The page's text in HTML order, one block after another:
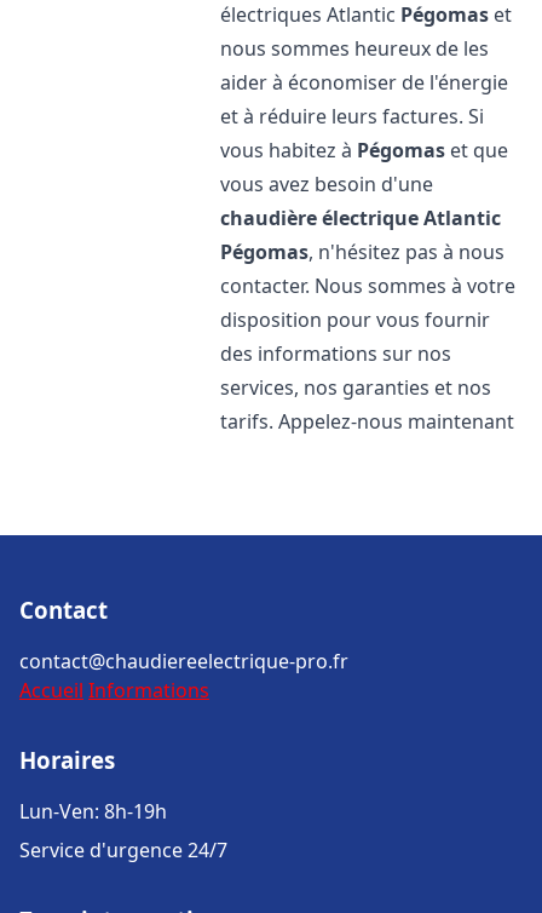
électriques Atlantic Pégomas et
nous sommes heureux de les
aider à économiser de l'énergie
et à réduire leurs factures. Si
vous habitez à Pégomas et que
vous avez besoin d'une
chaudière électrique Atlantic
Pégomas, n'hésitez pas à nous
contacter. Nous sommes à votre
disposition pour vous fournir
des informations sur nos
services, nos garanties et nos
tarifs. Appelez-nous maintenant
Contact
contact@chaudiereelectrique-pro.fr
Accueil Informations
Horaires
Lun-Ven: 8h-19h
Service d'urgence 24/7